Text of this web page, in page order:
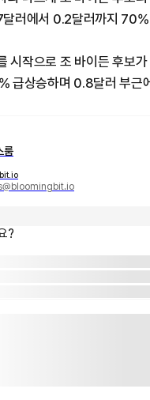
러에서 0.2달러까지 70%
시작으로 조 바이든 후보
급상승하며 0.8달러 부근
룸
?